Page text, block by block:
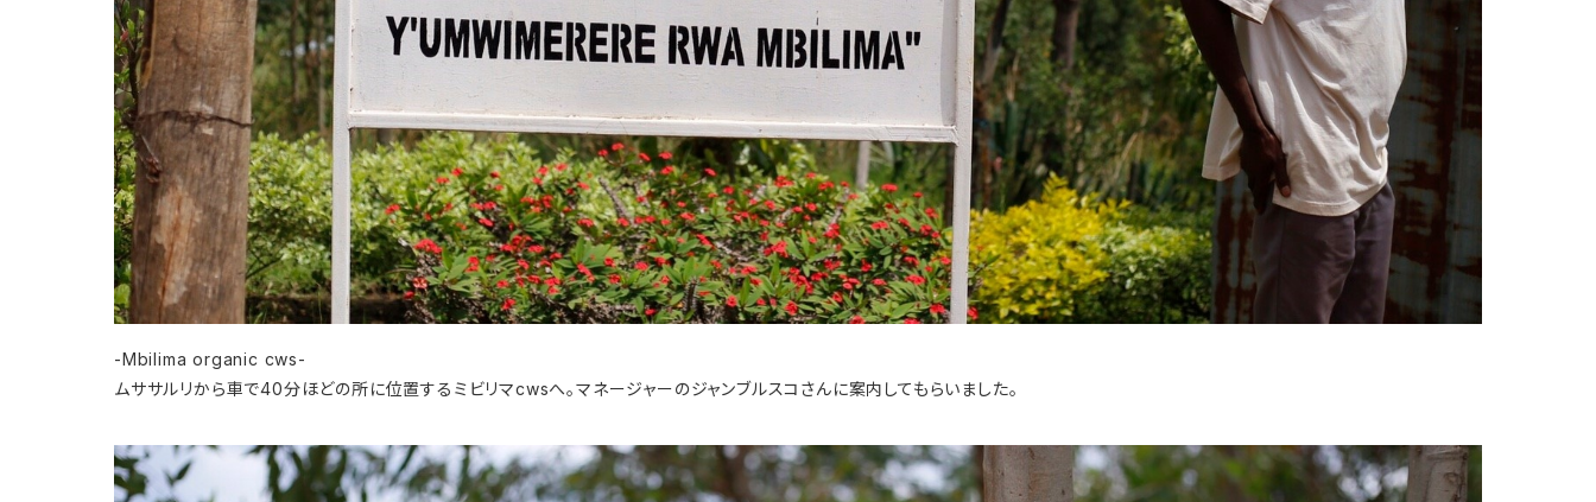
-Mbilima organic cws-
ムササルリから車で40分ほどの所に位置するミビリマcwsへ。マネージャーのジャンブルスコさんに案内してもらいました。